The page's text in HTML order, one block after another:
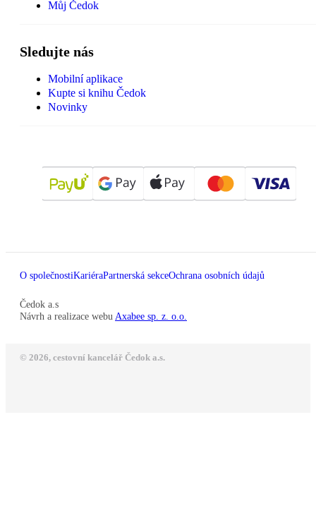
Můj Čedok
Sledujte nás
Mobilní aplikace
Kupte si knihu Čedok
Novinky
O společnostiKariéraPartnerská sekceOchrana osobních údajů
Čedok a.s
Návrh a realizace webu Axabee sp. z. o.o.
© 2026, cestovní kancelář Čedok a.s.